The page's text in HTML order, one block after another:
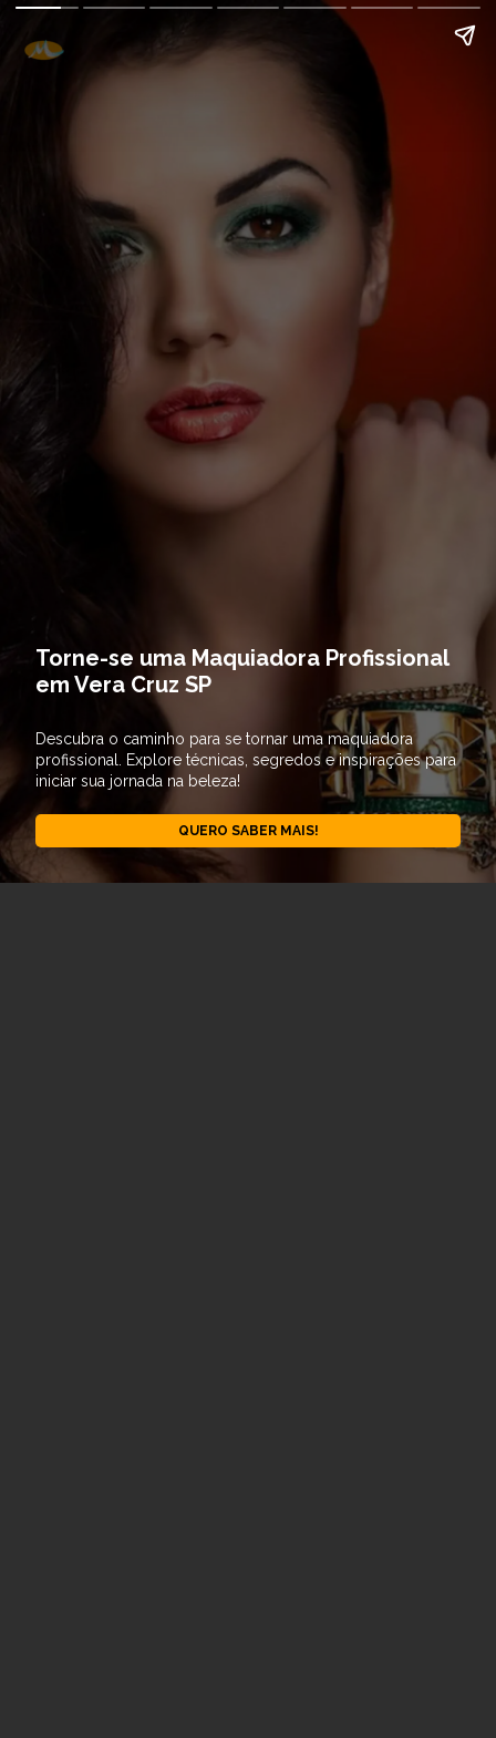
Torne-se uma Maquiadora Profissional
em Vera Cruz SP
Descubra o caminho para se tornar uma maquiadora
profissional. Explore técnicas, segredos e inspirações para
iniciar sua jornada na beleza!
QUERO SABER MAIS!